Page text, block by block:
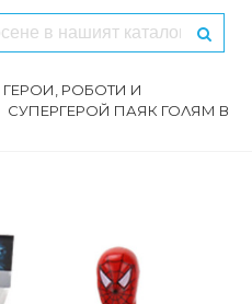
ГЕРОИ, РОБОТИ И
СУПЕРГЕРОЙ ПАЯК ГОЛЯМ В